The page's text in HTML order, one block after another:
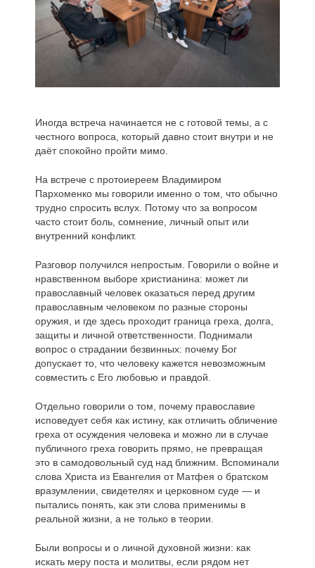
Иногда встреча начинается не с готовой темы, а с
честного вопроса, который давно стоит внутри и не
даёт спокойно пройти мимо.
На встрече с протоиереем Владимиром
Пархоменко мы говорили именно о том, что обычно
трудно спросить вслух. Потому что за вопросом
часто стоит боль, сомнение, личный опыт или
внутренний конфликт.
Разговор получился непростым. Говорили о войне и
нравственном выборе христианина: может ли
православный человек оказаться перед другим
православным человеком по разные стороны
оружия, и где здесь проходит граница греха, долга,
защиты и личной ответственности. Поднимали
вопрос о страдании безвинных: почему Бог
допускает то, что человеку кажется невозможным
совместить с Его любовью и правдой.
Отдельно говорили о том, почему православие
исповедует себя как истину, как отличить обличение
греха от осуждения человека и можно ли в случае
публичного греха говорить прямо, не превращая
это в самодовольный суд над ближним. Вспоминали
слова Христа из Евангелия от Матфея о братском
вразумлении, свидетелях и церковном суде — и
пытались понять, как эти слова применимы в
реальной жизни, а не только в теории.
Были вопросы и о личной духовной жизни: как
искать меру поста и молитвы, если рядом нет